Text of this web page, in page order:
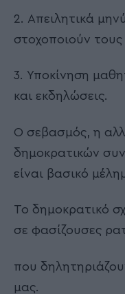
2. Απειλητικά
στοχοποιούν τους
3. Υποκίνηση
και εκδηλώσεις.
Ο σεβασμός, η
δημοκρατικών
είναι βασικό
Το δημοκρατικό
σε φασίζουσες
που
μας.